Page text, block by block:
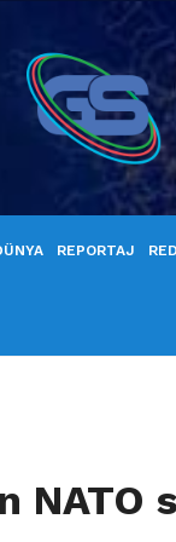
REPORTAJ
NATO